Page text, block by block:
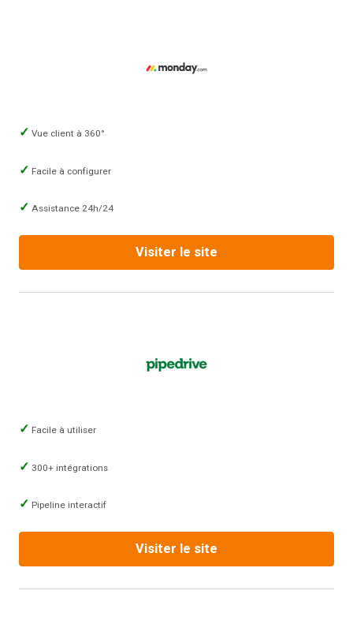
Vue client à 360°
Facile à configurer
Assistance 24h/24
Visiter le site
Facile à utiliser
300+ intégrations
Pipeline interactif
Visiter le site